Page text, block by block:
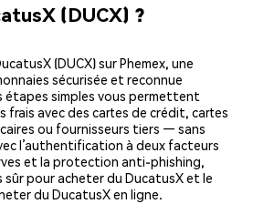
(DUCX) ?
(DUCX) sur Phemex, une
sécurisée et reconnue
étapes simples vous permettent
frais avec des cartes de crédit, cartes
ou fournisseurs tiers — sans
l’authentification à deux facteurs
et la protection anti-phishing,
sûr pour acheter du DucatusX et le
du DucatusX en ligne.